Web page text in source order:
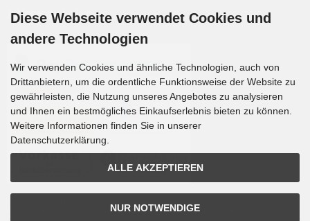
Zahlungsmethoden
Sprachvariablen befinden sich in der Datei tpl_modified/lang/german/lang_german.custom.
Diese Webseite verwendet Cookies und
andere Technologien
Wir verwenden Cookies und ähnliche Technologien, auch von
Drittanbietern, um die ordentliche Funktionsweise der Website zu
gewährleisten, die Nutzung unseres Angebotes zu analysieren
und Ihnen ein bestmögliches Einkaufserlebnis bieten zu können.
Weitere Informationen finden Sie in unserer
Datenschutzerklärung.
ALLE AKZEPTIEREN
NUR NOTWENDIGE